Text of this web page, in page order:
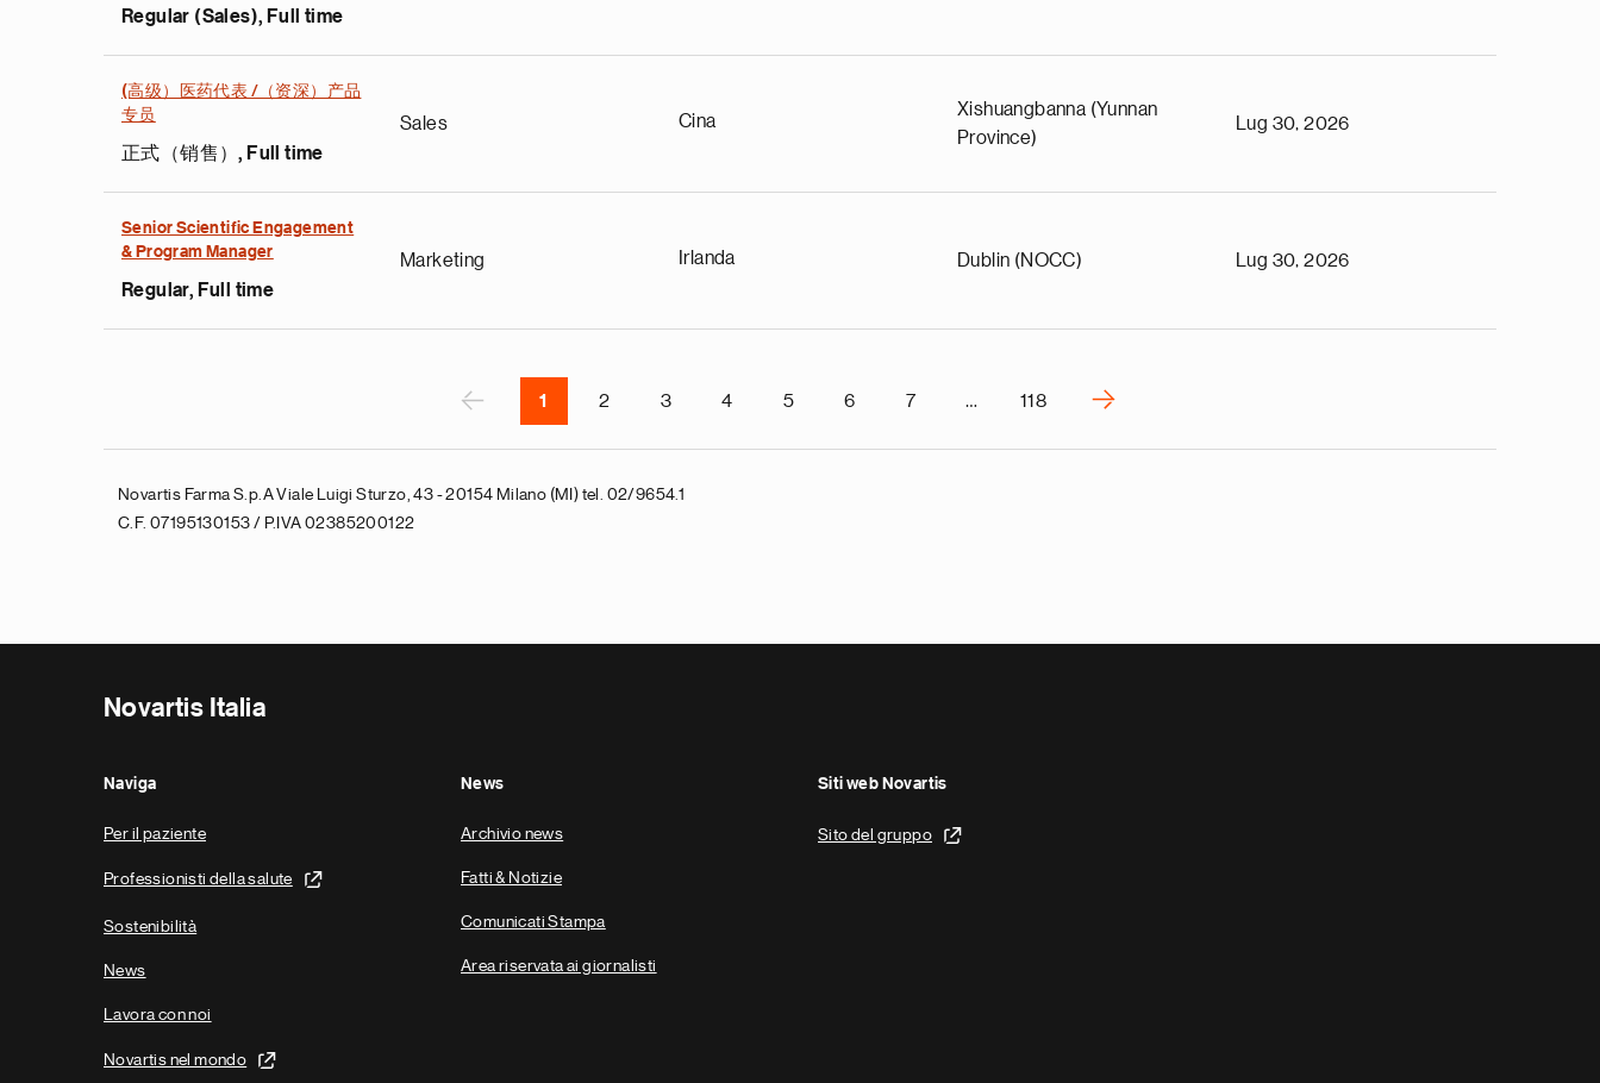
Regular (Sales), Full time
(高级）医药代表 /（资深）产品
专员
正式（销售）, Full time
Sales Cina
Xishuangbanna (Yunnan
Province)
Lug 30, 2026
Senior Scientific Engagement
& Program Manager
Regular, Full time
Marketing Irlanda Dublin (NOCC) Lug 30, 2026
‹
o
1 2 3 4 5 6 7 … 118
›
e
Novartis Farma S.p.A Viale Luigi Sturzo, 43 - 20154 Milano (MI) tel. 02/9654.1
C.F. 07195130153 / P.IVA 02385200122
Novartis Italia
Naviga
Per il paziente
Professionisti della salute
Sostenibilità
News
Lavora con noi
Novartis nel mondo
News
Archivio news
Fatti & Notizie
Comunicati Stampa
Area riservata ai giornalisti
Siti web Novartis
Sito del gruppo